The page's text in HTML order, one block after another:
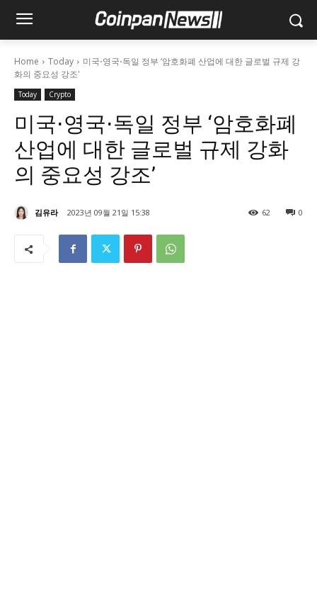
Home Today
미국⋅영국⋅독일 정부 ‘암호화폐 산업에 대한 글로벌 규제 강
화의 중요성 강조'
Today Crypto
미국⋅영국⋅독일 정부 ‘암호화폐
산업에 대한 글로벌 규제 강화
의 중요성 강조’
김유라 2023년 09월 21일 15:38 0
62